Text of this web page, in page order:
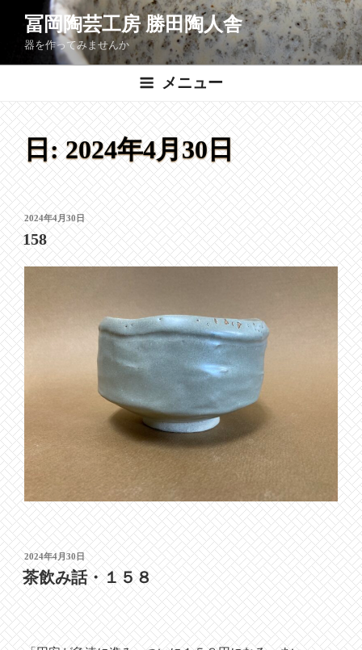
ン
へ
ス
キ
ッ
プ
冨岡陶芸工房 勝田陶人舎
器を作ってみませんか
メニュー
日:2024年4月30日
投
稿
日:
2024年4月30日
158
投
稿
日:
2024年4月30日
茶飲み話・１５８